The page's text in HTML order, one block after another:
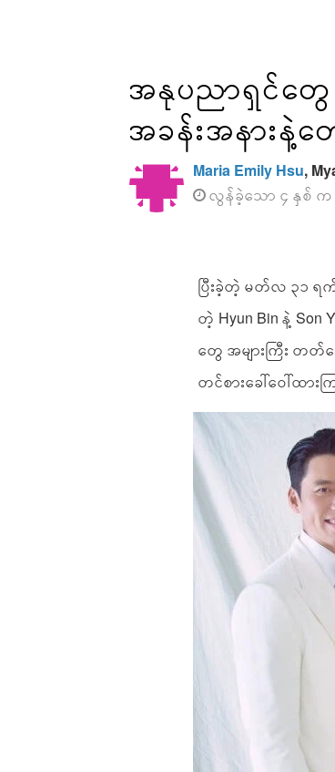
အနုပညာရှင်တွေ
အခန်းအနားနဲ့တ
Maria Emily Hsu,
လွန်ခဲ့သော ၄ နှစ် က
ပြီးခဲ့တဲ့ မတ်လ ၃၁ ရ
တဲ့ Hyun Bin နဲ့
တွေ အများကြီး တတ်
တင်စားခေါ်ဝေါ်ထား